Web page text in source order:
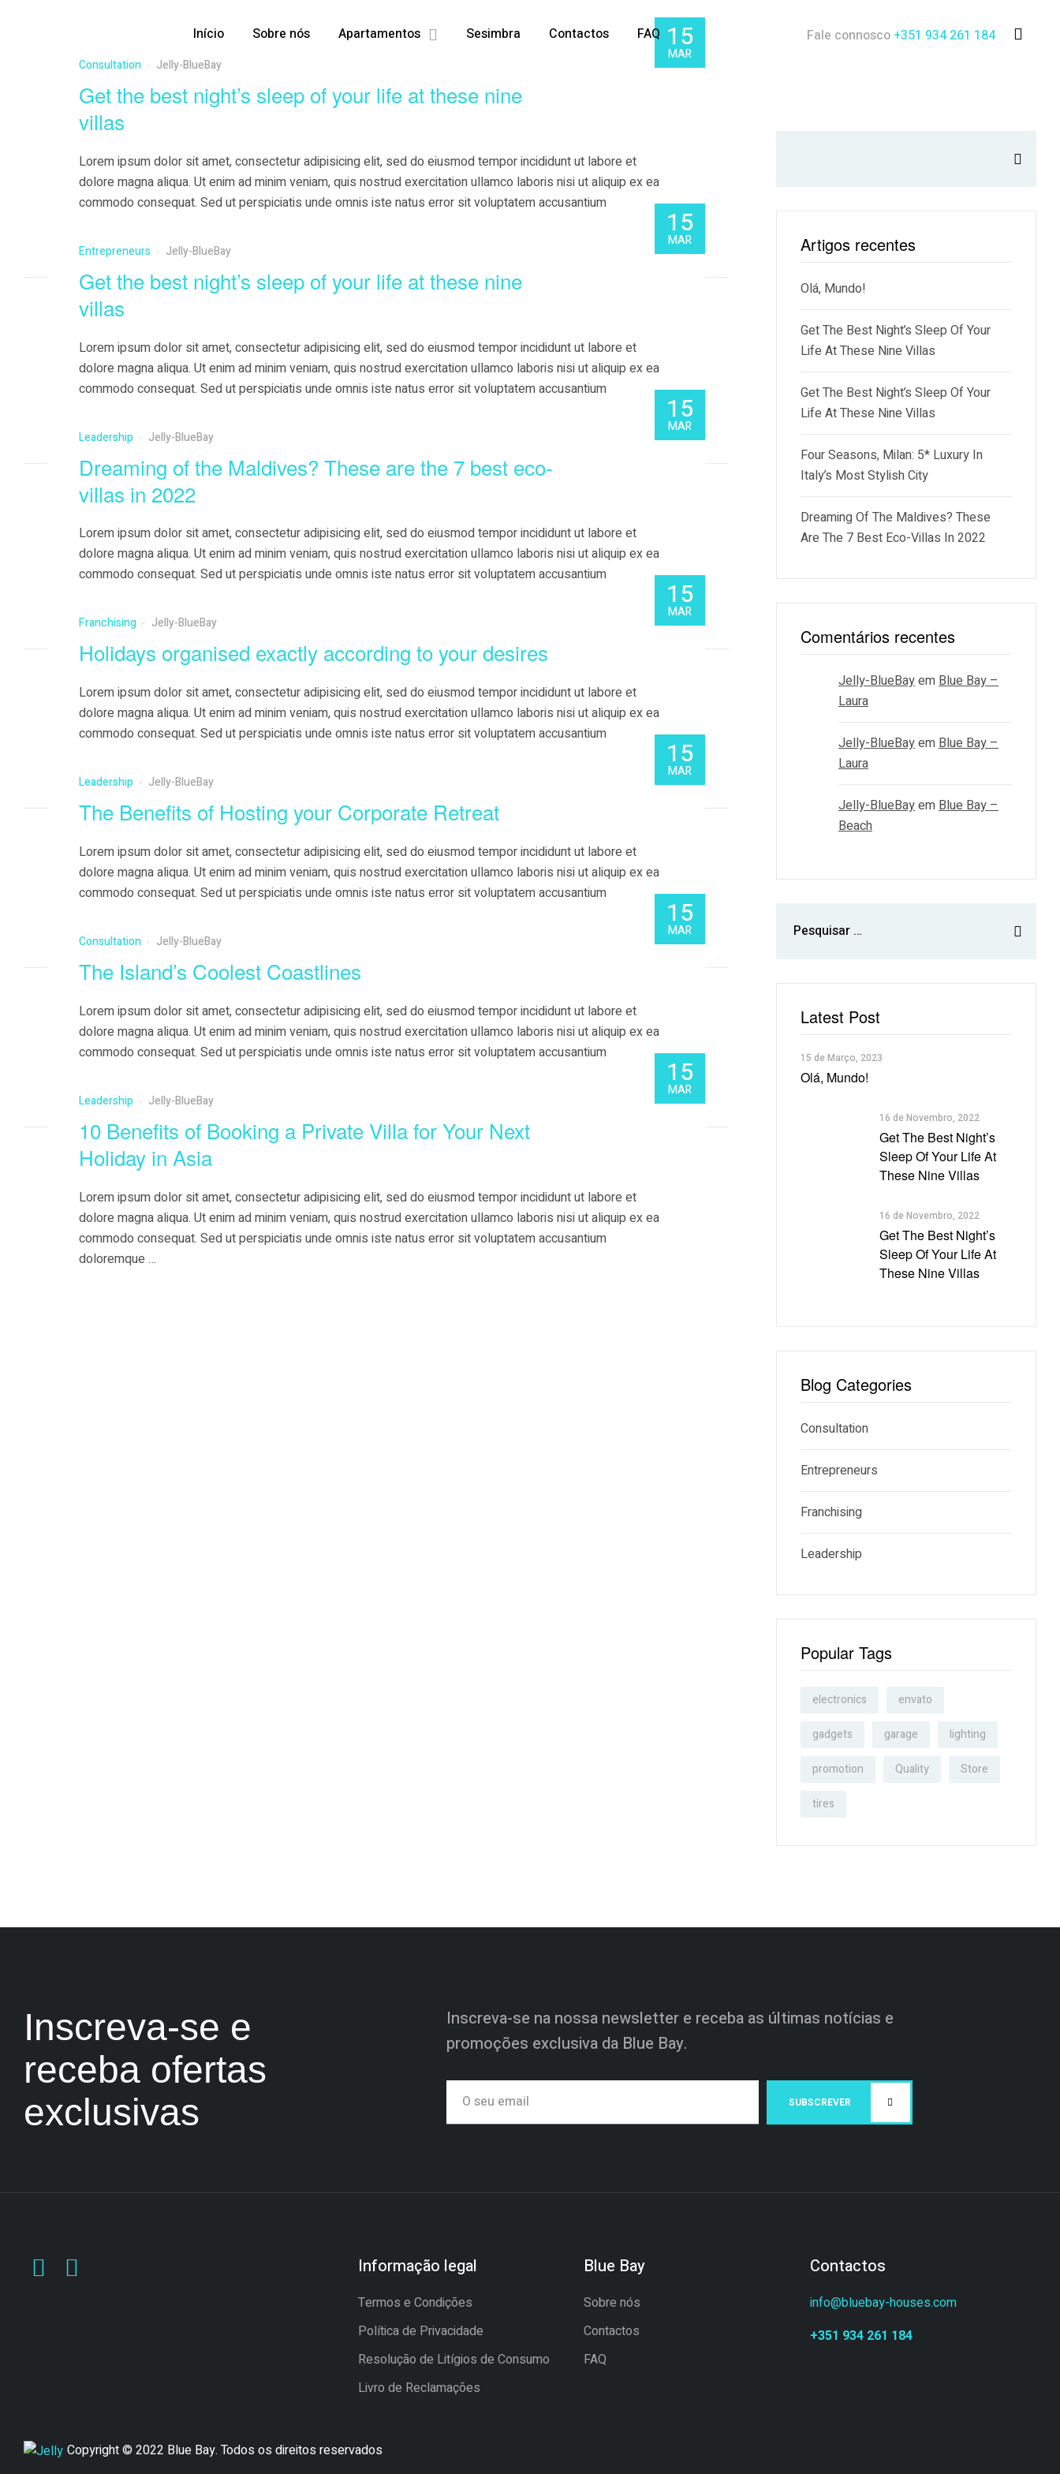
Início Sobre nós Apartamentos Sesimbra Contactos FAQ Fale connosco +351 934 261 184
15
MAR
Consultation Jelly-BlueBay
Get the best night’s sleep of your life at these nine
villas
Lorem ipsum dolor sit amet, consectetur adipisicing elit, sed do eiusmod tempor incididunt ut labore et
dolore magna aliqua. Ut enim ad minim veniam, quis nostrud exercitation ullamco laboris nisi ut aliquip ex ea
commodo consequat. Sed ut perspiciatis unde omnis iste natus error sit voluptatem accusantium
15
MAR
Entrepreneurs Jelly-BlueBay
Get the best night’s sleep of your life at these nine
villas
Lorem ipsum dolor sit amet, consectetur adipisicing elit, sed do eiusmod tempor incididunt ut labore et
dolore magna aliqua. Ut enim ad minim veniam, quis nostrud exercitation ullamco laboris nisi ut aliquip ex ea
commodo consequat. Sed ut perspiciatis unde omnis iste natus error sit voluptatem accusantium
15
MAR
Leadership Jelly-BlueBay
Dreaming of the Maldives? These are the 7 best eco-
villas in 2022
Lorem ipsum dolor sit amet, consectetur adipisicing elit, sed do eiusmod tempor incididunt ut labore et
dolore magna aliqua. Ut enim ad minim veniam, quis nostrud exercitation ullamco laboris nisi ut aliquip ex ea
commodo consequat. Sed ut perspiciatis unde omnis iste natus error sit voluptatem accusantium
15
MAR
Franchising Jelly-BlueBay
Holidays organised exactly according to your desires
Lorem ipsum dolor sit amet, consectetur adipisicing elit, sed do eiusmod tempor incididunt ut labore et
dolore magna aliqua. Ut enim ad minim veniam, quis nostrud exercitation ullamco laboris nisi ut aliquip ex ea
commodo consequat. Sed ut perspiciatis unde omnis iste natus error sit voluptatem accusantium
15
MAR
Leadership Jelly-BlueBay
The Benefits of Hosting your Corporate Retreat
Lorem ipsum dolor sit amet, consectetur adipisicing elit, sed do eiusmod tempor incididunt ut labore et
dolore magna aliqua. Ut enim ad minim veniam, quis nostrud exercitation ullamco laboris nisi ut aliquip ex ea
commodo consequat. Sed ut perspiciatis unde omnis iste natus error sit voluptatem accusantium
15
MAR
Consultation Jelly-BlueBay
The Island’s Coolest Coastlines
Lorem ipsum dolor sit amet, consectetur adipisicing elit, sed do eiusmod tempor incididunt ut labore et
dolore magna aliqua. Ut enim ad minim veniam, quis nostrud exercitation ullamco laboris nisi ut aliquip ex ea
commodo consequat. Sed ut perspiciatis unde omnis iste natus error sit voluptatem accusantium
15
MAR
Leadership Jelly-BlueBay
10 Benefits of Booking a Private Villa for Your Next
Holiday in Asia
Lorem ipsum dolor sit amet, consectetur adipisicing elit, sed do eiusmod tempor incididunt ut labore et
dolore magna aliqua. Ut enim ad minim veniam, quis nostrud exercitation ullamco laboris nisi ut aliquip ex ea
commodo consequat. Sed ut perspiciatis unde omnis iste natus error sit voluptatem accusantium
doloremque …
Artigos recentes
Olá, Mundo!
Get The Best Night’s Sleep Of Your
Life At These Nine Villas
Get The Best Night’s Sleep Of Your
Life At These Nine Villas
Four Seasons, Milan: 5* Luxury In
Italy’s Most Stylish City
Dreaming Of The Maldives? These
Are The 7 Best Eco-Villas In 2022
Comentários recentes
Jelly-BlueBayemBlue Bay –
Laura
Jelly-BlueBayemBlue Bay –
Laura
Jelly-BlueBayemBlue Bay –
Beach
Latest Post
15 de Março, 2023
Olá, Mundo!
16 de Novembro, 2022
Get The Best Night’s
Sleep Of Your Life At
These Nine Villas
16 de Novembro, 2022
Get The Best Night’s
Sleep Of Your Life At
These Nine Villas
Blog Categories
Consultation
Entrepreneurs
Franchising
Leadership
Popular Tags
electronics envato
gadgets garage lighting
promotion Quality Store
tires
Inscreva-se e
receba ofertas
exclusivas
Inscreva-se na nossa newsletter e receba as últimas notícias e
promoções exclusiva da Blue Bay.
SUBSCREVER
Informação legal
Termos e Condições
Política de Privacidade
Resolução de Litígios de Consumo
Livro de Reclamações
Blue Bay
Sobre nós
Contactos
FAQ
Contactos
info@bluebay-houses.com
+351 934 261 184
Copyright © 2022 Blue Bay. Todos os direitos reservados